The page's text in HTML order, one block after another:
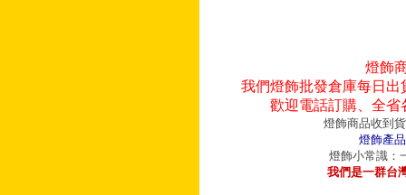
燈飾
我們燈飾批發倉庫每日
歡迎電話訂購、全
燈飾商品收到
燈飾產
燈飾小常識：
我們是一群台